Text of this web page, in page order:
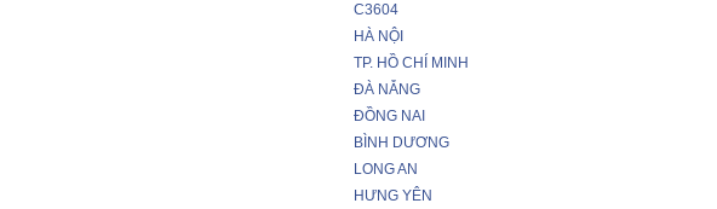
C3604
HÀ NỘI
TP. HỒ CHÍ MINH
ĐÀ NẴNG
ĐỒNG NAI
BÌNH DƯƠNG
LONG AN
HƯNG YÊN